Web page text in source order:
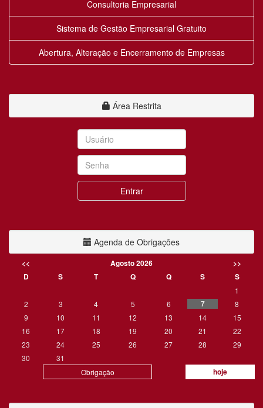
Consultoria Empresarial
Sistema de Gestão Empresarial Gratuito
Abertura, Alteração e Encerramento de Empresas
Área Restrita
Agenda de Obrigações
<< Agosto 2026
>>
D
S T Q Q S S
Obrigação hoje
1
2
3 4 5 6 7
8
9
10 11 12 13 14
15
16
17 18 19 20 21
22
23
24 25 26 27 28
29
30
31